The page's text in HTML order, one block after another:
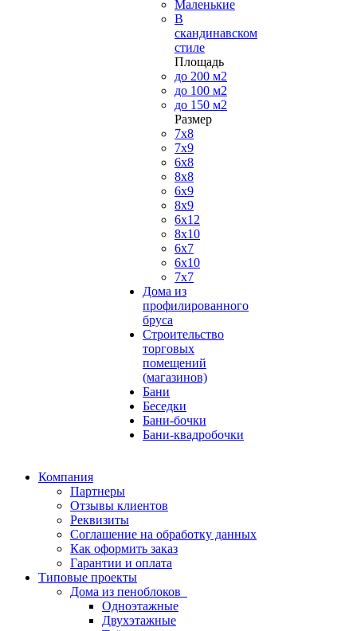
Маленькие
В
скандинавском
стиле
Площадь
до 200 м2
до 100 м2
до 150 м2
Размер
7х8
7х9
6х8
8х8
6х9
8х9
6х12
8х10
6х7
6х10
7х7
Дома из
профилированного
бруса
Строительство
торговых
помещений
(магазинов)
Бани
Беседки
Бани-бочки
Бани-квадробочки
Компания
Партнеры
Отзывы клиентов
Реквизиты
Соглашение на обработку данных
Как оформить заказ
Гарантии и оплата
Типовые проекты
Дома из пеноблоков
Одноэтажные
Двухэтажные